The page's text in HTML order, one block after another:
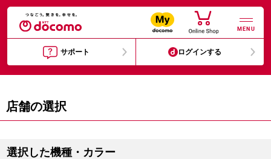
MENU
サポート ログインする
店舗の選択
選択した機種・カラー